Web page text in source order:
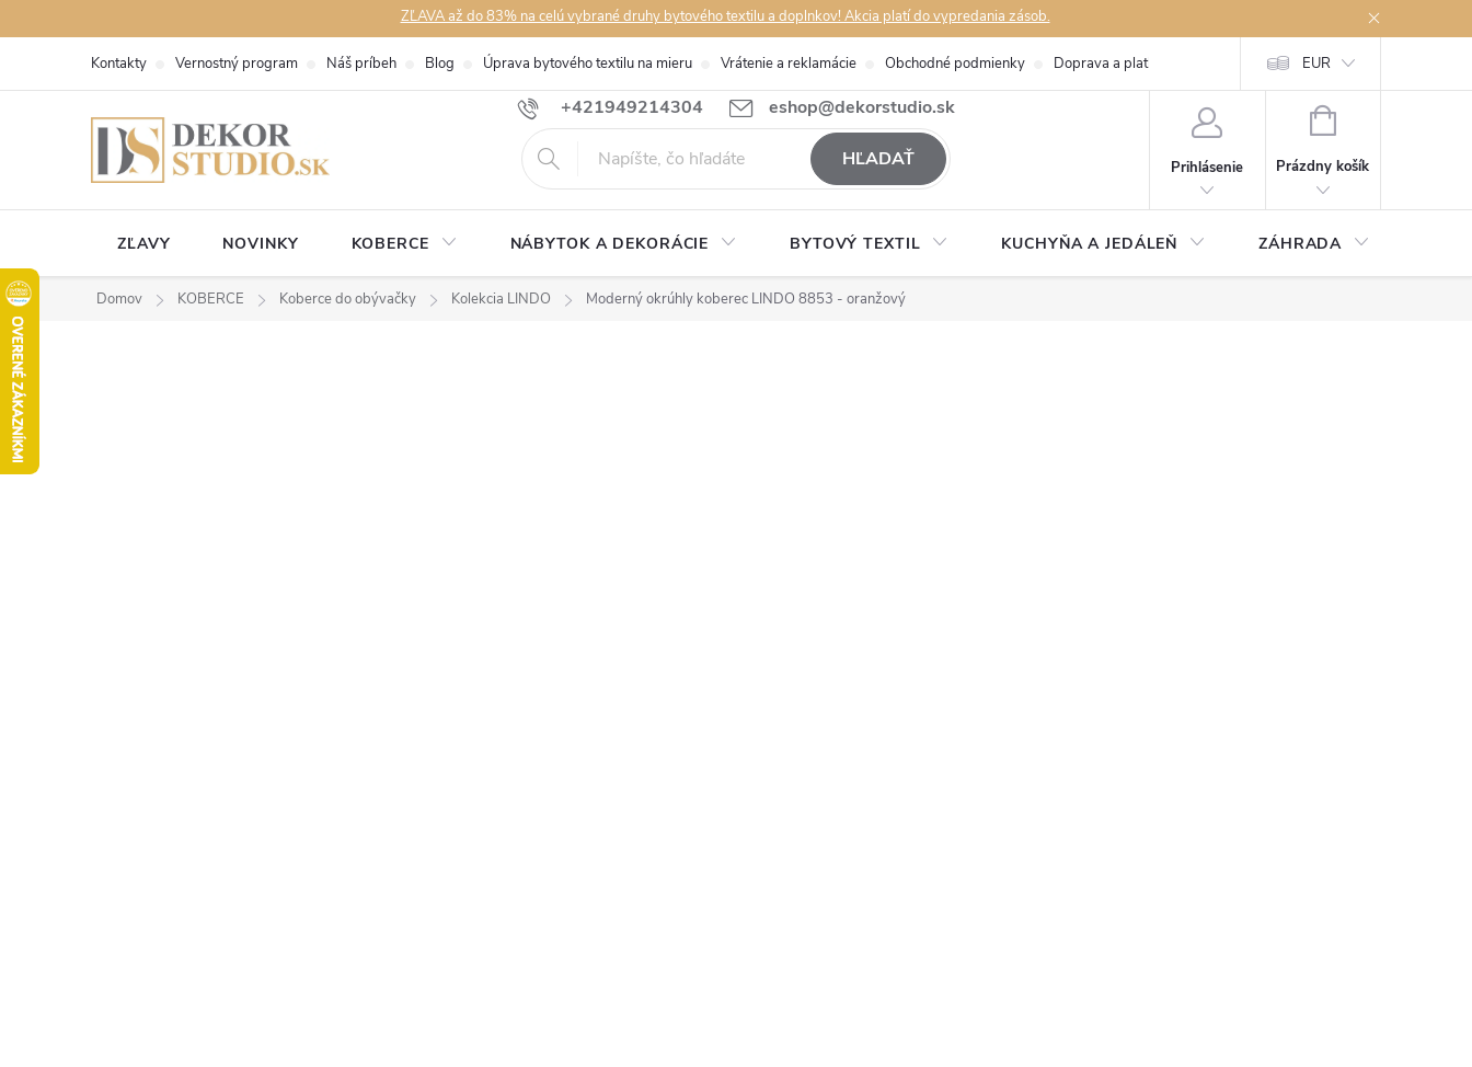
na
ZĽAVA až do 83% na celú vybrané druhy bytového textilu a doplnkov! Akcia platí do vypredania zásob.
+421949214304 eshop@dekorstudio.sk
Kontakty Vernostný program Náš príbeh Blog Úprava bytového textilu na mieru Vrátenie a reklamácie Obchodné podmienky Doprava a platby Podmienky ochrany osobných údajov
EUR
HĽADAŤ Prihlásenie
NÁKUPNÝ
Prázdny košík
ZĽAVY NOVINKY KOBERCE NÁBYTOK A DEKORÁCIE BYTOVÝ TEXTIL KUCHYŇA A JEDÁLEŇ ZÁHRADA
Domov KOBERCE Koberce do obývačky Kolekcia LINDO Moderný okrúhly koberec LINDO 8853 - oranžový